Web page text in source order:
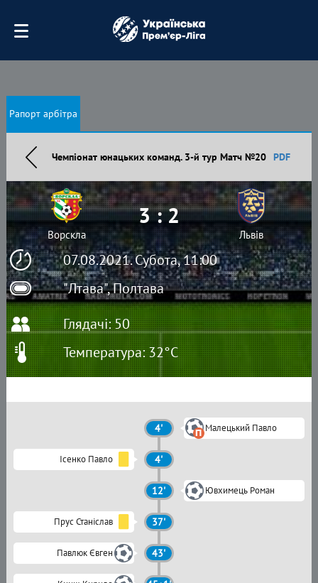
Рапорт арбітра
Чемпіонат юнацьких команд. 3-й тур Матч №20 PDF
07.08.2021. Субота, 11:00
"Лтава", Полтава
Ворскла
3 : 2
Львів
Глядачі: 50
Температура: 32°C
4' Малецький Павло
Ісенко Павло 4'
12' Ювхимець Роман
Прус Станіслав 37'
Павлюк Євген 43'